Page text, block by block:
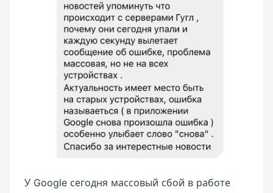
У Google сегодня массовый сбой в работе